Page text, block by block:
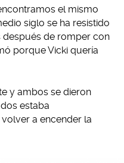
el mismo
siglo se ha resistido
después de romper con
porque Vicki quería
y ambos se dieron
estaba
a encender la